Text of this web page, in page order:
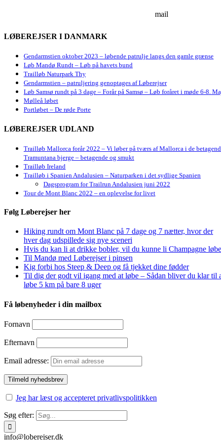
LØBEREJSER I DANMARK
Gendarmstien oktober 2023 – løbende patrulje langs den gamle grænse
Løb Mandø Rundt – Løb på havets bund
Trailløb Naturpark Thy
Gendarmstien – patruljering genoptages af Løberejser
Løb Samsø rundt på 3 dage – Forår på Samsø – Løb foråret i møde 6-8.
Mølleå løbet
Portløbet – De røde Porte
LØBEREJSER UDLAND
Trailløb Mallorca forår 2022 – Vi løber på tværs af Mallorca i de
Tramuntana bjerge – betagende og smukt
Trailløb Ireland
Trailløb i Spanien Andalusien – Naturparken i det sydlige Spanien
Dagsprogram for Trailrun Andalusien juni 2022
Tour de Mont Blanc 2022 – en oplevelse for livet
Følg Løberejser her
Hiking rundt om Mont Blanc på 7 dage og 7 nætter, hvor der
hver dag udspillede sig nye sceneri
Hvis du kan li at drikke bobler, vil du kunne li Champagne
Til Mandø med Løberejser i pinsen
Kig forbi hos Steep & Deep og få tjekket dine fødder
Til dig der godt vil igang med at løbe – Sådan bliver du klar til
løbe 5 km på bare 8 uger
Få løbenyheder i din mailbox
Fornavn
Efternavn
Email adresse:
Jeg har læst og accepteret privatlivspolitikken
Søg efter:
mail
info@loberejser.dk